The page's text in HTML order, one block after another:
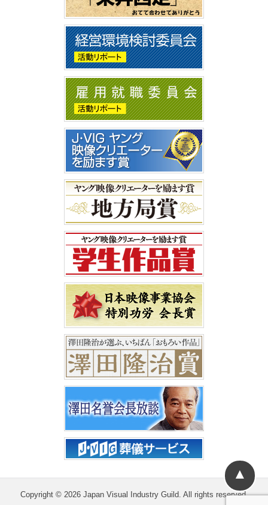
Copyright © 2026 Japan Visual Industry Guild. All rights reserved.
▲